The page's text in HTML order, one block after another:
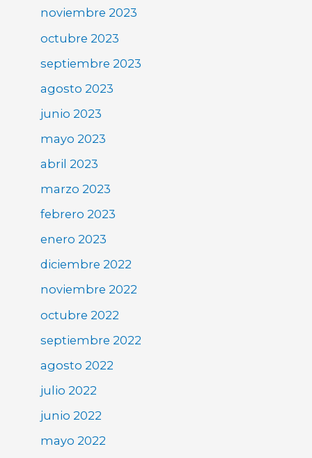
noviembre 2023
octubre 2023
septiembre 2023
agosto 2023
junio 2023
mayo 2023
abril 2023
marzo 2023
febrero 2023
enero 2023
diciembre 2022
noviembre 2022
octubre 2022
septiembre 2022
agosto 2022
julio 2022
junio 2022
mayo 2022